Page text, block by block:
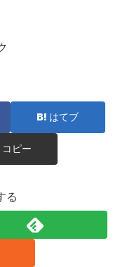
はてブ
コピー
る